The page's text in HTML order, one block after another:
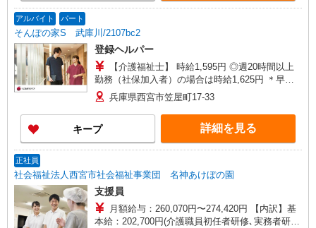
が同時給 ◎キャンセル手当：職務時給の60％支給
アルバイト パート
そんぽの家S 武庫川/2107bc2
登録ヘルパー
【介護福祉士】 時給1,595円 ◎週20時間以上
勤務（社保加入者）の場合は時給1,625円 ＊早朝
夜間（〜8:00、18:00〜）：時給1,994円〜 ＊日曜
祝日：時給1,895円〜 【実務者研修・初任者研修
（ヘルパー1級・2級）】 時給1,515円 ◎週20時間
以上勤務（社保加入者）の場合は時給1,545円 ＊
早朝夜間（〜8:00、18:00〜）：時給1,894円〜 ＊
が同時給 ◎キャンセル手当：職務時給の60％支給
兵庫県西宮市笠屋町17-33
キープ 詳細を見る
正社員
社会福祉法人西宮市社会福祉事業団 名神あけぼの園
支援員
月額給与：260,070円〜274,420円 【内訳】基
本給：202,700円(介護職員初任者研修､実務者研